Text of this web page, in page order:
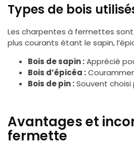
Types de bois
Les charpentes à fermettes
plus courants étant le sapin,
Bois de sapin :Apprécié
Bois d’épicéa :
Bois de pin :Souvent
Avantages et
fermette